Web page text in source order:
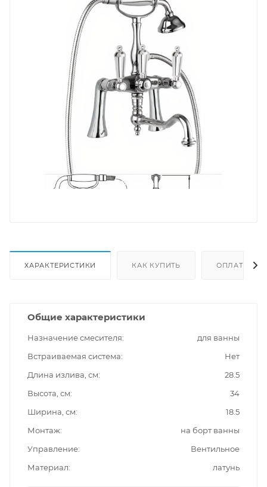
ХАРАКТЕРИСТИКИ КАК КУПИТЬ ОПЛАТА
Общие характеристики
Назначение смесителя
для ванны
Встраиваемая система
Нет
Длина излива, см
28.5
Высота, см
34
Ширина, см
18.5
Монтаж
на борт ванны
Управление
Вентильное
Материал
латунь